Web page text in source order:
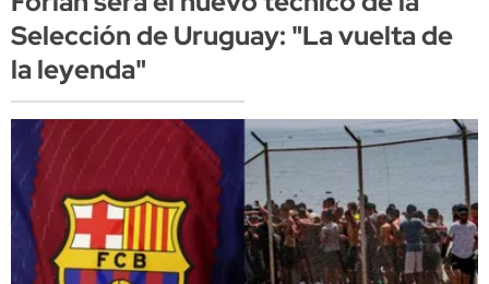
Selección de Uruguay: "La vuelta de
la leyenda"